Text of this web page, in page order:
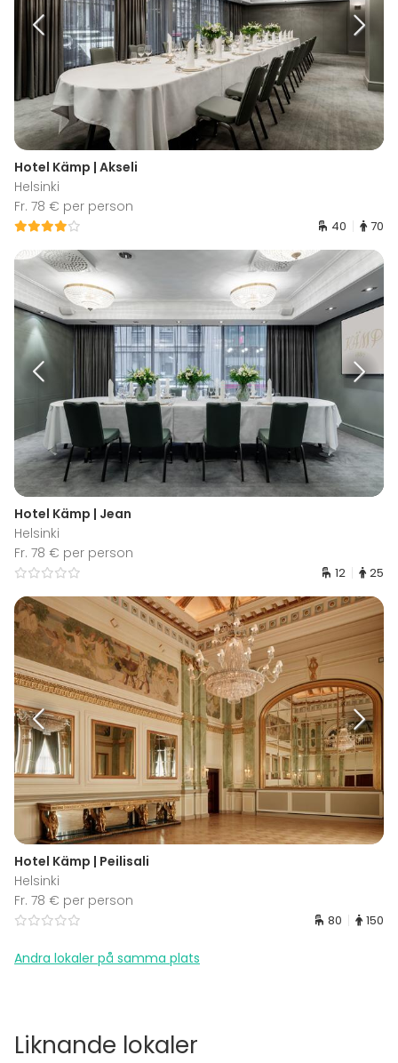
Hotel Kämp | Akseli
Helsinki
Fr. 78 € per person
40 70
Hotel Kämp | Jean
Helsinki
Fr. 78 € per person
12 25
Hotel Kämp | Peilisali
Helsinki
Fr. 78 € per person
80 150
Andra lokaler på samma plats
Liknande lokaler